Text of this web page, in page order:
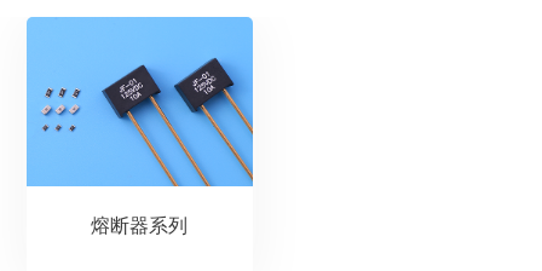
熔断器系列